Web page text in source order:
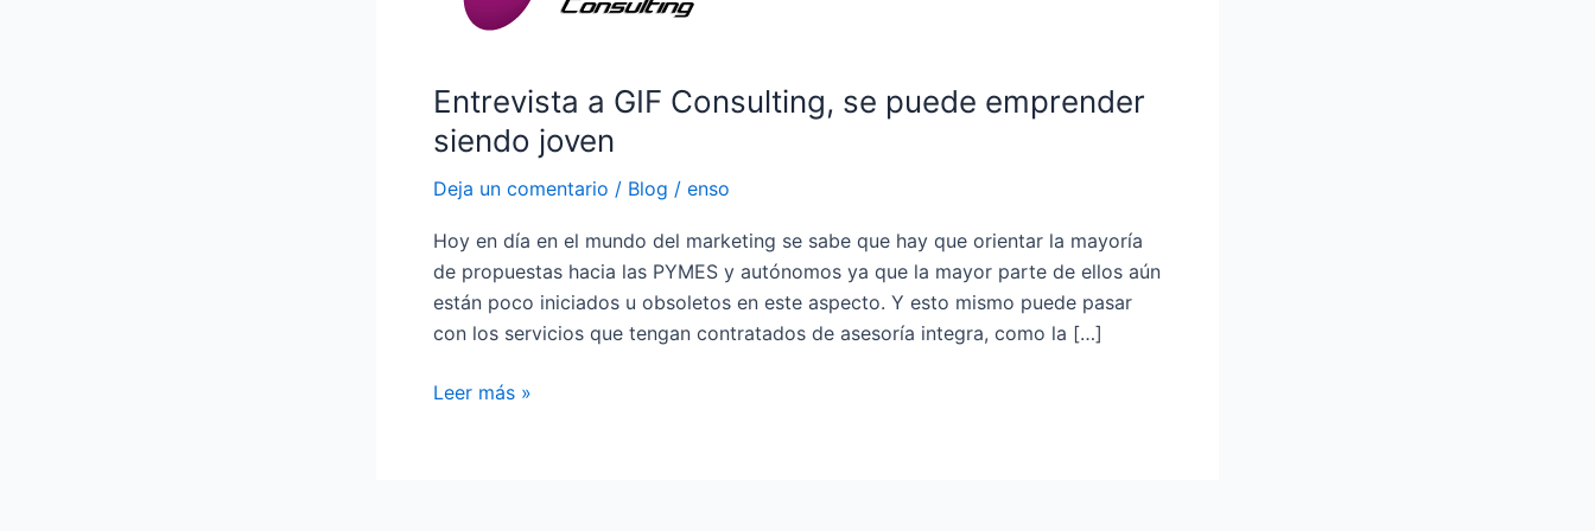
Entrevista a GIF Consulting, se puede emprender
siendo joven
Deja un comentario / Blog / enso
Hoy en día en el mundo del marketing se sabe que hay que orientar la mayoría
de propuestas hacia las PYMES y autónomos ya que la mayor parte de ellos aún
están poco iniciados u obsoletos en este aspecto. Y esto mismo puede pasar
con los servicios que tengan contratados de asesoría integra, como la […]
puede
siendo
joven
Leer más »